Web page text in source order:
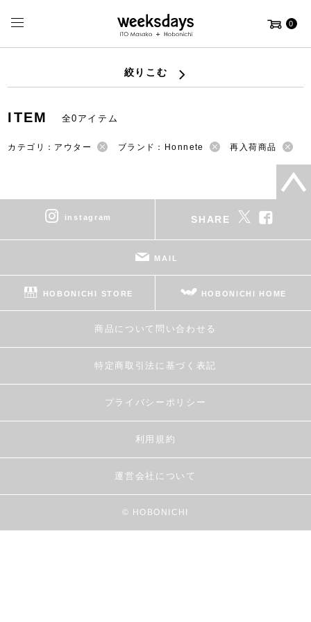
0
絞りこむ
ITEM 全0アイテム
カテゴリ：アウター ブランド：Honnete 再入荷商品
instagram SHARE
MAIL
HOBONICHI STORE HOBONICHI HOME
商品について問い合わせる
特定商取引法に基づく表記
プライバシーポリシー
利用規約
運営会社について
© HOBONICHI